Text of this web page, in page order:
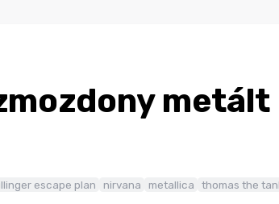
metált
escape plan nirvana metallica thomas the